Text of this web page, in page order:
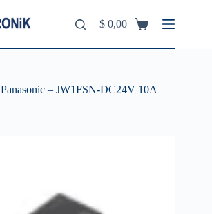
Shopping
$ 0,00
Panasonic – JW1FSN-DC24V 10A